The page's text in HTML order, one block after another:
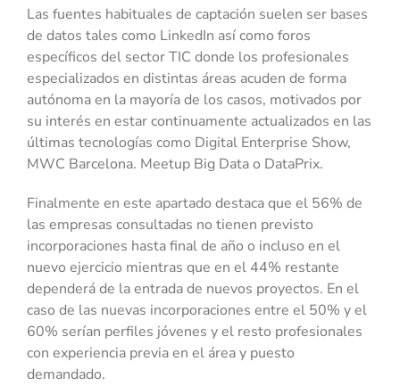
Las fuentes habituales de captación suelen ser bases
de datos tales como LinkedIn así como foros
específicos del sector TIC donde los profesionales
especializados en distintas áreas acuden de forma
autónoma en la mayoría de los casos, motivados por
su interés en estar continuamente actualizados en las
últimas tecnologías como Digital Enterprise Show,
MWC Barcelona. Meetup Big Data o DataPrix.
Finalmente en este apartado destaca que el 56% de
las empresas consultadas no tienen previsto
incorporaciones hasta final de año o incluso en el
nuevo ejercicio mientras que en el 44% restante
dependerá de la entrada de nuevos proyectos. En el
caso de las nuevas incorporaciones entre el 50% y el
60% serían perfiles jóvenes y el resto profesionales
con experiencia previa en el área y puesto
demandado.